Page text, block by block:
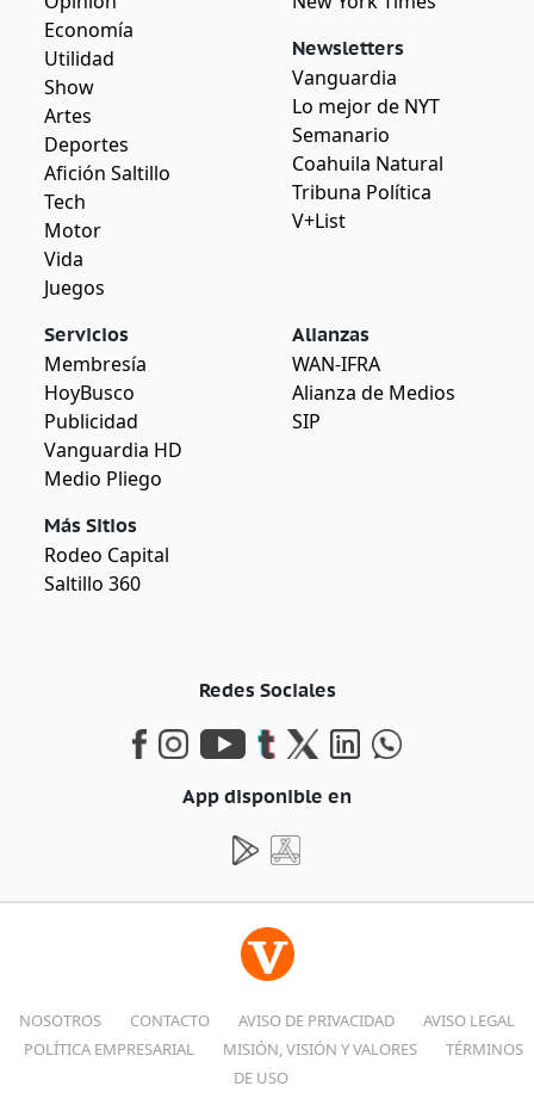
Economía
Utilidad
Show
Artes
Deportes
Afición Saltillo
Tech
Motor
Vida
Juegos
Newsletters
Vanguardia
Lo mejor de NYT
Semanario
Coahuila Natural
Tribuna Política
V+List
Servicios
Membresía
HoyBusco
Publicidad
Vanguardia HD
Medio Pliego
Más Sitios
Rodeo Capital
Saltillo 360
Alianzas
WAN-IFRA
Alianza de Medios
SIP
Redes Sociales
App disponible en
NOSOTROS CONTACTO AVISO DE PRIVACIDAD
AVISO LEGAL
POLÍTICA EMPRESARIAL
MISIÓN, VISIÓN Y VALORES
TÉRMINOS
DE USO